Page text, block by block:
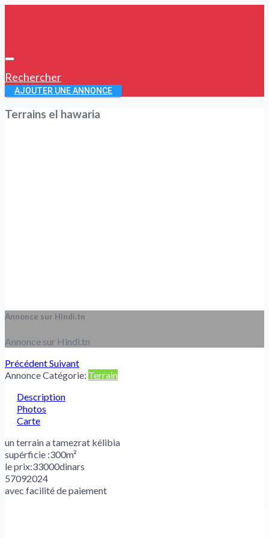
Rechercher
AJOUTER UNE ANNONCE
Terrains el hawaria
Annonce sur Hindi.tn
Annonce sur Hindi.tn
PrécédentSuivant
Annonce Catégorie: Terrain
Description
Photos
Carte
un terrain a tamezrat kélibia
supérficie :300m²
le prix:33000dinars
57092024
avec facilité de paiement